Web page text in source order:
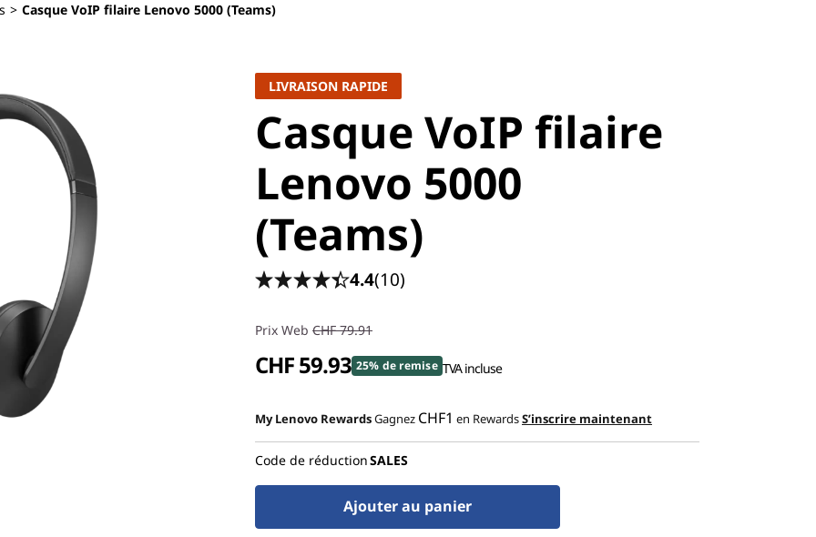
> Casque VoIP filaire Lenovo 5000 (Teams)
LIVRAISON RAPIDE
Casque VoIP filaire
Lenovo 5000
(Teams)
4.4(10)
Prix Web CHF 79.91
CHF 59.93 25% de remise TVA incluse
My Lenovo RewardsGagnez CHF1 en RewardsS’inscrire maintenant
Code de réductionSALES
Ajouter au panier